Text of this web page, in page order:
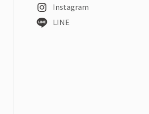
Instagram
LINE